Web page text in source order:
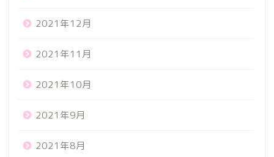
2021年12月
2021年11月
2021年10月
2021年9月
2021年8月